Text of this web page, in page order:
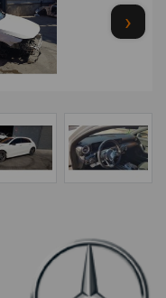
›